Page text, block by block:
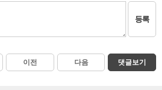
등록
이전 다음 댓글보기